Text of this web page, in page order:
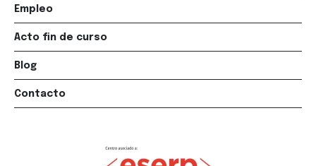
Empleo
Acto fin de curso
Blog
Contacto